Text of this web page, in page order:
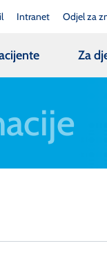
Intranet Odjel za
Za